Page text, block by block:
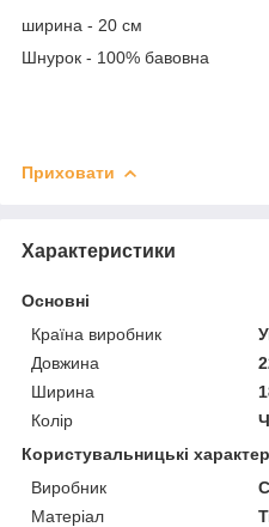
ширина - 20 см
Шнурок - 100% бавовна
Приховати
Характеристики
Основні
Країна виробник
Довжина
Ширина
Колір
Користувальницькі
Виробник
Матеріал